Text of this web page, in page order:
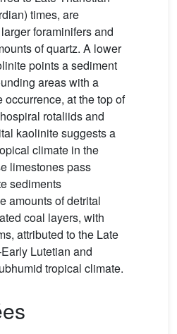
times, are
foraminifers and
of quartz. A lower
points a sediment
areas with a
at the top of
rotaliids and
kaolinite suggests a
climate in the
limestones pass
sediments
amounts of detrital
coal layers, with
attributed to the Late
Lutetian and
tropical climate.